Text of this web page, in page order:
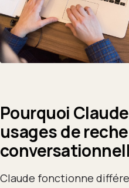
Pourquoi
usages de
Claude fonctionne